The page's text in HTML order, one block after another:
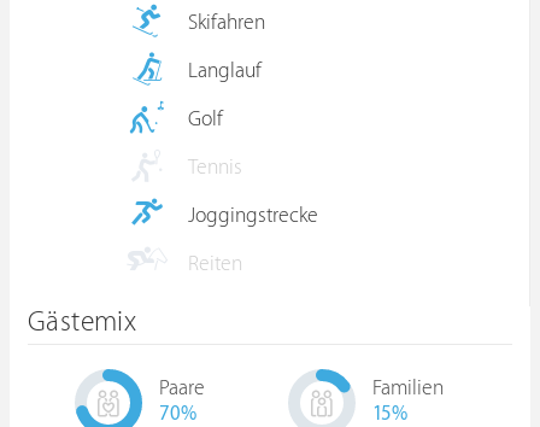
Skifahren
Langlauf
Golf
Tennis
Joggingstrecke
Reiten
Gästemix
Paare
70%
Familien
15%